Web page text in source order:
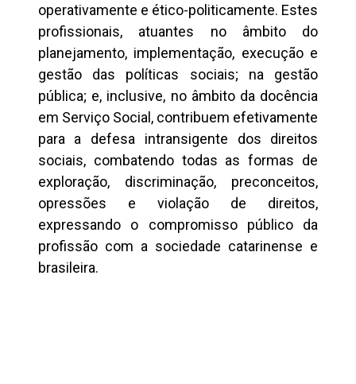
operativamente e ético-politicamente. Estes
profissionais, atuantes no âmbito do
planejamento, implementação, execução e
gestão das políticas sociais; na gestão
pública; e, inclusive, no âmbito da docência
em Serviço Social, contribuem efetivamente
para a defesa intransigente dos direitos
sociais, combatendo todas as formas de
exploração, discriminação, preconceitos,
opressões e violação de direitos,
expressando o compromisso público da
profissão com a sociedade catarinense e
brasileira.